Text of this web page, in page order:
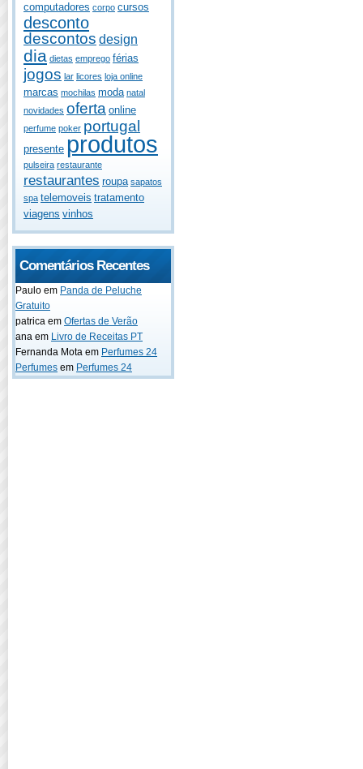
computadores corpo cursos
desconto
descontos design
dia dietas emprego férias
jogos lar licores loja online
marcas mochilas moda natal
novidades oferta online
perfume poker portugal
presente produtos
pulseira restaurante
restaurantes roupa sapatos
spa telemoveis tratamento
viagens vinhos
Comentários Recentes
Paulo em Panda de Peluche
Gratuito
patrica em Ofertas de Verão
ana em Livro de Receitas PT
Fernanda Mota em Perfumes 24
Perfumes em Perfumes 24